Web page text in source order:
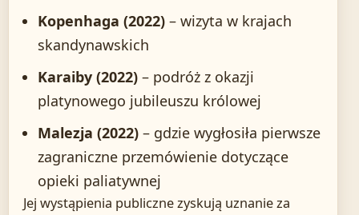
Kopenhaga (2022) – wizyta w krajach
skandynawskich
Karaiby (2022) – podróż z okazji
platynowego jubileuszu królowej
Malezja (2022) – gdzie wygłosiła pierwsze
zagraniczne przemówienie dotyczące
opieki paliatywnej
Jej wystąpienia publiczne zyskują uznanie za